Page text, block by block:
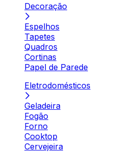
Decoração
Espelhos
Tapetes
Quadros
Cortinas
Papel de Parede
Eletrodomésticos
Geladeira
Fogão
Forno
Cooktop
Cervejeira